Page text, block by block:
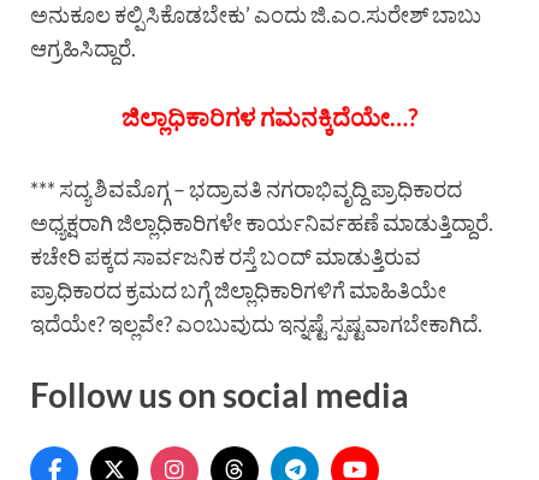
ಅನುಕೂಲ ಕಲ್ಪಿಸಿಕೊಡಬೇಕು’ ಎಂದು ಜಿ.ಎಂ.ಸುರೇಶ್ ಬಾಬು
ಆಗ್ರಹಿಸಿದ್ದಾರೆ.
ಜಿಲ್ಲಾಧಿಕಾರಿಗಳ ಗಮನಕ್ಕಿದೆಯೇ…?
*** ಸದ್ಯ ಶಿವಮೊಗ್ಗ – ಭದ್ರಾವತಿ ನಗರಾಭಿವೃದ್ದಿ ಪ್ರಾಧಿಕಾರದ
ಅಧ‍್ಯಕ್ಷರಾಗಿ ಜಿಲ್ಲಾಧಿಕಾರಿಗಳೇ ಕಾರ್ಯನಿರ್ವಹಣೆ ಮಾಡುತ್ತಿದ್ದಾರೆ.
ಕಚೇರಿ ಪಕ್ಕದ ಸಾರ್ವಜನಿಕ ರಸ್ತೆ ಬಂದ್ ಮಾಡುತ್ತಿರುವ
ಪ್ರಾಧಿಕಾರದ ಕ್ರಮದ ಬಗ್ಗೆ ಜಿಲ್ಲಾಧಿಕಾರಿಗಳಿಗೆ ಮಾಹಿತಿಯೇ
ಇದೆಯೇ? ಇಲ್ಲವೇ? ಎಂಬುವುದು ಇನ್ನಷ್ಟೆ ಸ್ಪಷ್ಟವಾಗಬೇಕಾಗಿದೆ.
Follow us on social media